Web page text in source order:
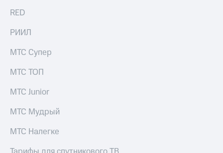
RED
РИИЛ
МТС Супер
МТС ТОП
МТС Junior
МТС Мудрый
МТС Налегке